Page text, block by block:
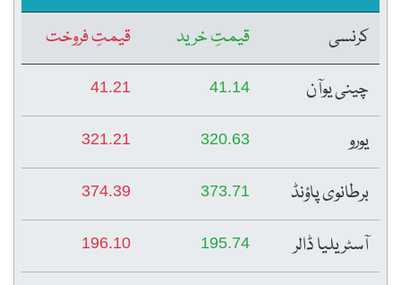
کرنسی
قیمتِ خرید
قیمتِ فروخت
چینی یوآن
41.14
41.21
یورو 320.63
321.21
برطانوی پاؤنڈ 373.71
374.39
آسٹریلیا ڈالر 195.74
196.10